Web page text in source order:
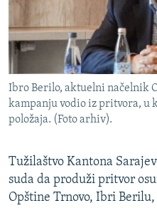
DNEVNO@RSE
SPECIJALI RSE
VIŠE OD NASLOVA
GENOCID U SREBRENICI
POPLAVE I KLIZIŠTA U BIH 2024.
POST SCRIPTUM
MOJA EVROPA
PRATITE NAS
Ibro Berilo, aktuelni načelnik
kampanju vodio iz pritvora, u
položaja. (Foto arhiv).
Tužilaštvo Kantona
suda da produži pritvor
Opštine Trnovo, Ibri